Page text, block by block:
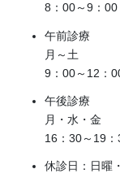
8：00～9：00
午前診療
月～土
9：00～12：
午後診療
月・水・金
16：30～19：
休診日：日曜